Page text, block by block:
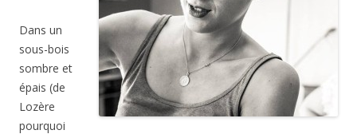
Dans un
sous-bois
sombre et
épais (de
Lozère
pourquoi